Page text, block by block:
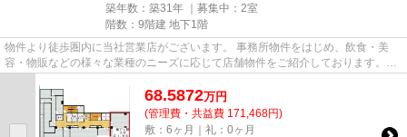
築年数：築31年 ｜募集中： 2室
階数：9階建 地下1階
物件より徒歩圏内に当社営業店がございます。 事務所物件をはじめ、飲食・美
容・物販などの様々な業種のニーズに応じて店舗物件をご紹介しております。
尚、弊社ではおとり広告は一切...
68.5872万円
(管理費・共益費 171,468円)
敷：6ヶ月｜礼：0ヶ月